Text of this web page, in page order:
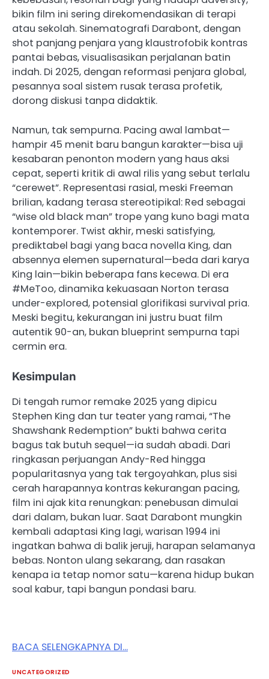
bikin film ini sering direkomendasikan di terapi
atau sekolah. Sinematografi Darabont, dengan
shot panjang penjara yang klaustrofobik kontras
pantai bebas, visualisasikan perjalanan batin
indah. Di 2025, dengan reformasi penjara global,
pesannya soal sistem rusak terasa profetik,
dorong diskusi tanpa didaktik.
Namun, tak sempurna. Pacing awal lambat—
hampir 45 menit baru bangun karakter—bisa uji
kesabaran penonton modern yang haus aksi
cepat, seperti kritik di awal rilis yang sebut terlalu
“cerewet”. Representasi rasial, meski Freeman
brilian, kadang terasa stereotipikal: Red sebagai
“wise old black man” trope yang kuno bagi mata
kontemporer. Twist akhir, meski satisfying,
prediktabel bagi yang baca novella King, dan
absennya elemen supernatural—beda dari karya
King lain—bikin beberapa fans kecewa. Di era
#MeToo, dinamika kekuasaan Norton terasa
under-explored, potensial glorifikasi survival pria.
Meski begitu, kekurangan ini justru buat film
autentik 90-an, bukan blueprint sempurna tapi
cermin era.
Kesimpulan
Di tengah rumor remake 2025 yang dipicu
Stephen King dan tur teater yang ramai, “The
Shawshank Redemption” bukti bahwa cerita
bagus tak butuh sequel—ia sudah abadi. Dari
ringkasan perjuangan Andy-Red hingga
popularitasnya yang tak tergoyahkan, plus sisi
cerah harapannya kontras kekurangan pacing,
film ini ajak kita renungkan: penebusan dimulai
dari dalam, bukan luar. Saat Darabont mungkin
kembali adaptasi King lagi, warisan 1994 ini
ingatkan bahwa di balik jeruji, harapan selamanya
bebas. Nonton ulang sekarang, dan rasakan
kenapa ia tetap nomor satu—karena hidup bukan
soal kabur, tapi bangun pondasi baru.
BACA SELENGKAPNYA DI…
UNCATEGORIZED